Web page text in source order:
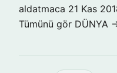
aldatmaca 21 Kas
Tümünü gör DÜNYA